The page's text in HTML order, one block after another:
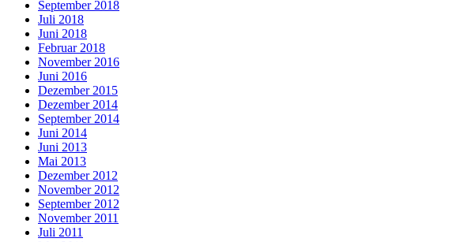
September 2018
Juli 2018
Juni 2018
Februar 2018
November 2016
Juni 2016
Dezember 2015
Dezember 2014
September 2014
Juni 2014
Juni 2013
Mai 2013
Dezember 2012
November 2012
September 2012
November 2011
Juli 2011